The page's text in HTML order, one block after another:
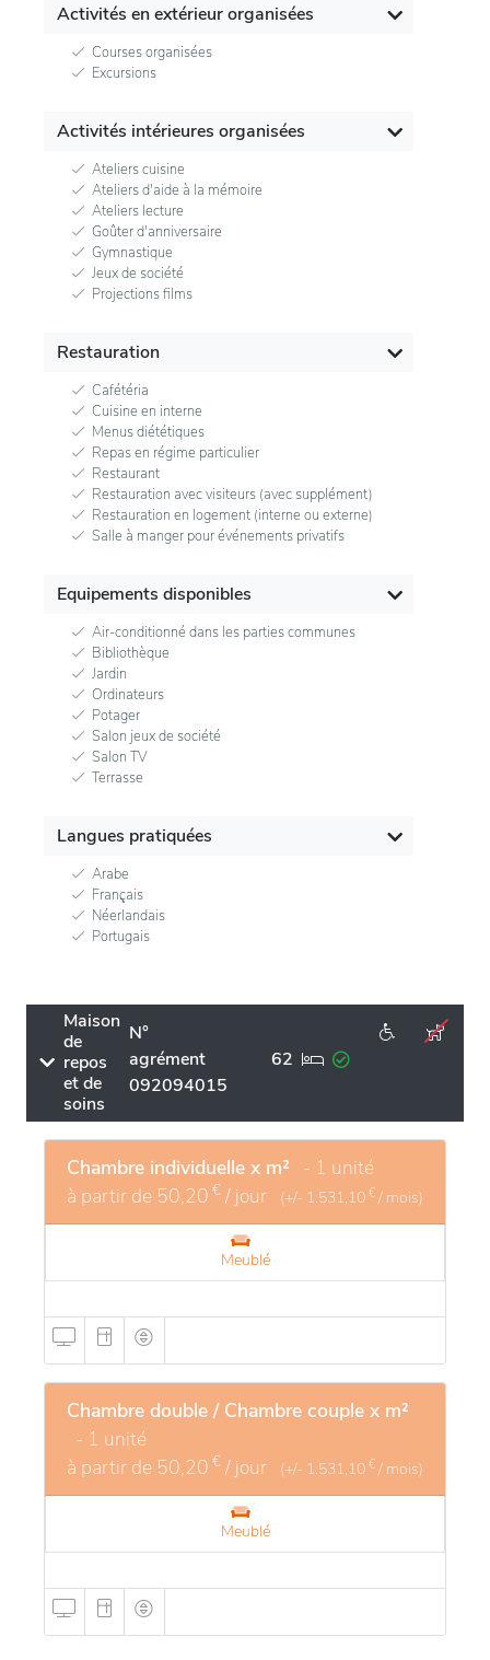
Activités en extérieur organisées
Courses organisées
Excursions
Activités intérieures organisées
Ateliers cuisine
Ateliers d'aide à la mémoire
Ateliers lecture
Goûter d'anniversaire
Gymnastique
Jeux de société
Projections films
Restauration
Cafétéria
Cuisine en interne
Menus diététiques
Repas en régime particulier
Restaurant
Restauration avec visiteurs (avec supplément)
Restauration en logement (interne ou externe)
Salle à manger pour événements privatifs
Equipements disponibles
Air-conditionné dans les parties communes
Bibliothèque
Jardin
Ordinateurs
Potager
Salon jeux de société
Salon TV
Terrasse
Langues pratiquées
Arabe
Français
Néerlandais
Portugais
Maison
de
repos
et de
soins
N°
agrément
092094015
62
Chambre individuelle x m² - 1 unité
à partir de 50,20 € / jour (+/- 1.531,10 € / mois)
Meublé
Chambre double / Chambre couple x m²
- 1 unité
à partir de 50,20 € / jour (+/- 1.531,10 € / mois)
Meublé